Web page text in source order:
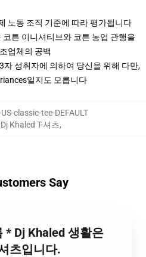
노동 조직 기준에 따라 평가됩니다
튼 이니셔티브와 코튼 농업 관행을
업체의 공백
성취자에 의하여 당신을 위해 다만,
일지도 모릅니다
classic-tee-DEFAULT
Dj Khaled T-셔츠,
Say
* Dj Khaled 생활은
츠입니다.